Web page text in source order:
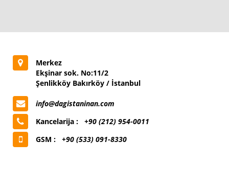
Merkez
Ekşinar sok. No:11/2
Şenlikköy Bakırköy / İstanbul
info@dagistaninan.com
Kancelarija : +90 (212) 954-0011
GSM : +90 (533) 091-8330